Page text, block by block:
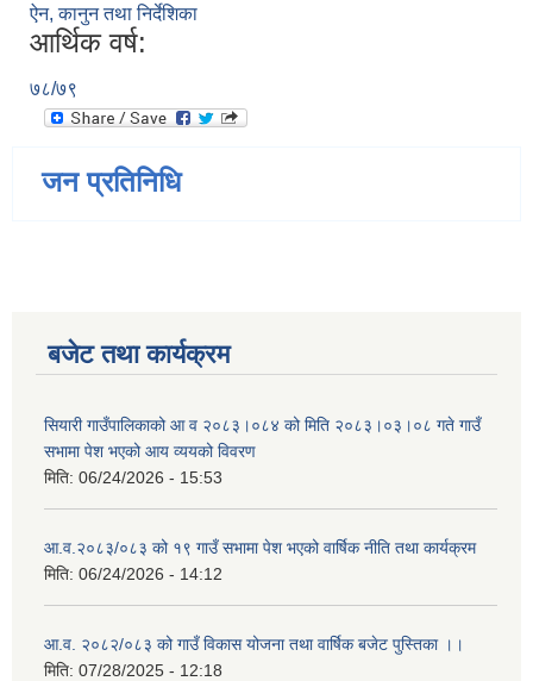
ऐन, कानुन तथा निर्देशिका
आर्थिक वर्ष:
७८/७९
जन प्रतिनिधि
बजेट तथा कार्यक्रम
सियारी गाउँपालिकाको आ व २०८३।०८४ को मिति २०८३।०३।०८ गते गाउँ
सभामा पेश भएको आय व्ययको विवरण
मिति: 06/24/2026 - 15:53
आ.व.२०८३/०८३ को १९ गाउँ सभामा पेश भएको वार्षिक नीति तथा कार्यक्रम
मिति: 06/24/2026 - 14:12
आ.व. २०८२/०८३ को गाउँ विकास योजना तथा वार्षिक बजेट पुस्तिका ।।
मिति: 07/28/2025 - 12:18